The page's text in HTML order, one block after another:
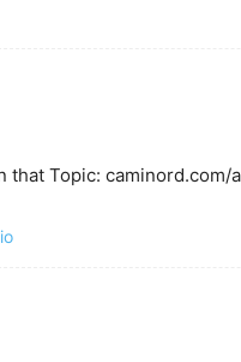
that Topic: